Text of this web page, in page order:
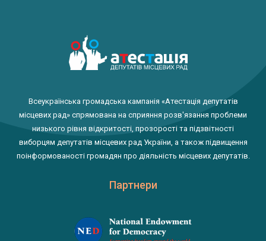
Всеукраїнська громадська кампанія «Атестація депутатів
місцевих рад» спрямована на сприяння розв'язання проблеми
низького рівня відкритості, прозорості та підзвітності
виборцям депутатів місцевих рад України, а також підвищення
поінформованості громадян про діяльність місцевих депутатів.
Партнери